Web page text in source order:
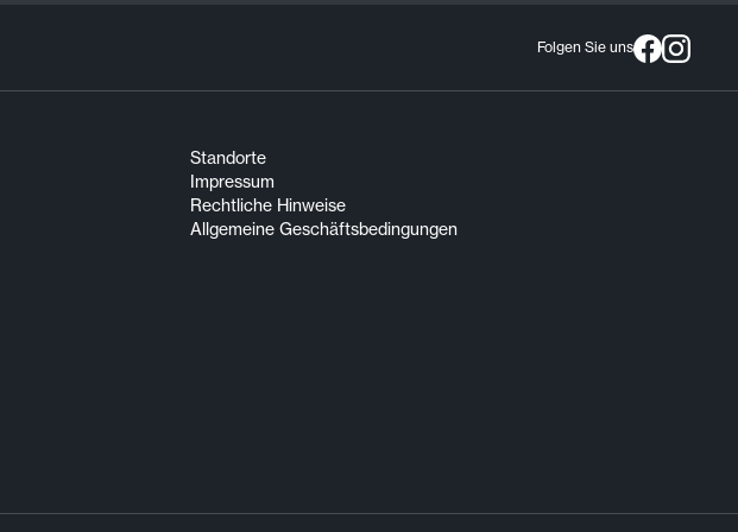
Folgen Sie uns
Standorte
Impressum
Rechtliche Hinweise
Allgemeine Geschäftsbedingungen